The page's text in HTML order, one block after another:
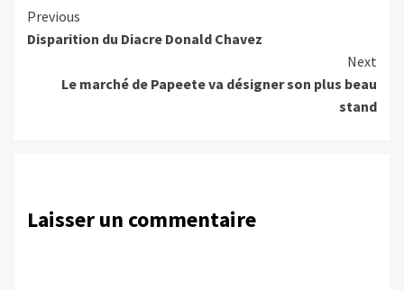
Continue
Reading
Previous
Disparition du Diacre Donald Chavez
Next
Le marché de Papeete va désigner son plus beau
stand
Laisser un commentaire